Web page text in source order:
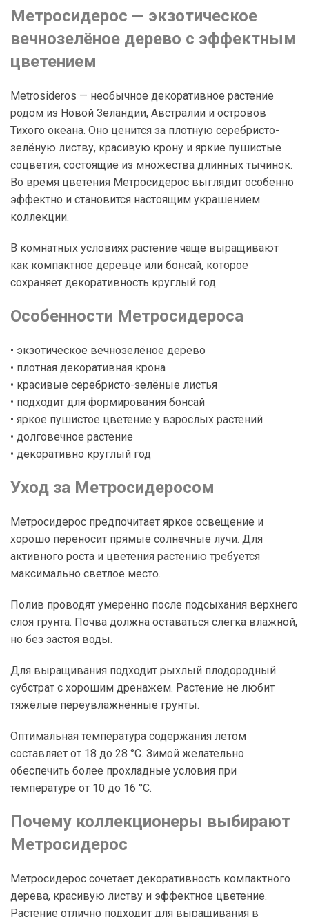
Метросидерос — экзотическое
вечнозелёное дерево с эффектным
цветением
Metrosideros — необычное декоративное растение
родом из Новой Зеландии, Австралии и островов
Тихого океана. Оно ценится за плотную серебристо-
зелёную листву, красивую крону и яркие пушистые
соцветия, состоящие из множества длинных тычинок.
Во время цветения Метросидерос выглядит особенно
эффектно и становится настоящим украшением
коллекции.
В комнатных условиях растение чаще выращивают
как компактное деревце или бонсай, которое
сохраняет декоративность круглый год.
Особенности Метросидероса
• экзотическое вечнозелёное дерево
• плотная декоративная крона
• красивые серебристо-зелёные листья
• подходит для формирования бонсай
• яркое пушистое цветение у взрослых растений
• долговечное растение
• декоративно круглый год
Уход за Метросидеросом
Метросидерос предпочитает яркое освещение и
хорошо переносит прямые солнечные лучи. Для
активного роста и цветения растению требуется
максимально светлое место.
Полив проводят умеренно после подсыхания верхнего
слоя грунта. Почва должна оставаться слегка влажной,
но без застоя воды.
Для выращивания подходит рыхлый плодородный
субстрат с хорошим дренажем. Растение не любит
тяжёлые переувлажнённые грунты.
Оптимальная температура содержания летом
составляет от 18 до 28 °C. Зимой желательно
обеспечить более прохладные условия при
температуре от 10 до 16 °C.
Почему коллекционеры выбирают
Метросидерос
Метросидерос сочетает декоративность компактного
дерева, красивую листву и эффектное цветение.
Растение отлично подходит для выращивания в